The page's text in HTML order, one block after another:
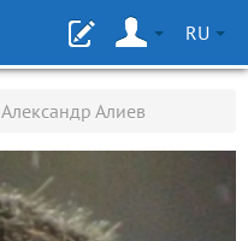
RU
Александр Алиев